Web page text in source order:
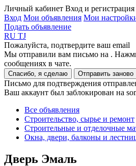
Личный кабинет Вход и регистрация
Вход Мои объявления Мои
Подать объявление
RU TJ
Пожалуйста, подтвердите ваш email
Мы отправили вам письмо на .
сообщениях в чате.
Спасибо, я сделаю Отправить заново
Письмо для подтверждения
Ваш аккаунт был заблокирован на
Все объявления
Строительство, сырье и ремонт
Строительные и отделочные
Окна, двери, балконы и
Дверь Эмаль